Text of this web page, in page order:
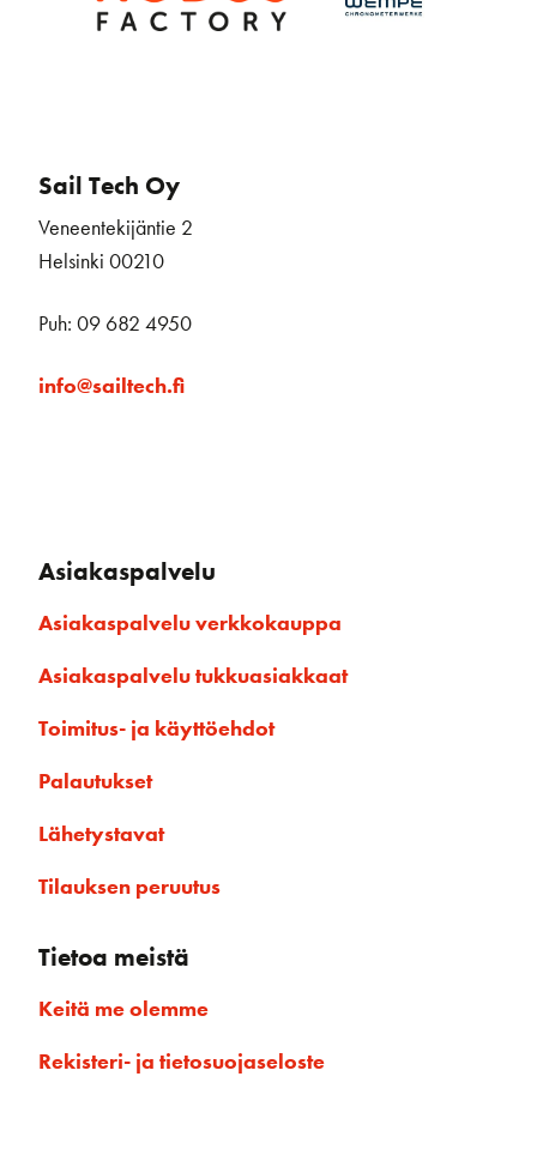
Sail Tech Oy
Veneentekijäntie 2
Helsinki 00210
Puh: 09 682 4950
info@sailtech.fi
Asiakaspalvelu
Asiakaspalvelu verkkokauppa
Asiakaspalvelu tukkuasiakkaat
Toimitus- ja käyttöehdot
Palautukset
Lähetystavat
Tilauksen peruutus
Tietoa meistä
Keitä me olemme
Rekisteri- ja tietosuojaseloste